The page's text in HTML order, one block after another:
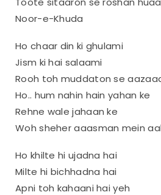
Noor-e-Khuda
Ho chaar din ki ghulami
Jism ki hai salaami
Rooh toh muddaton se
Ho.. hum nahin hain yahan ke
Rehne wale jahaan ke
Woh sheher aaasman mein
Ho khilte hi ujadna hai
Milte hi bichhadna hai
Apni toh kahaani hai yeh